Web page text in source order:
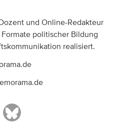
und Online-Redakteur
politischer Bildung
realisiert.